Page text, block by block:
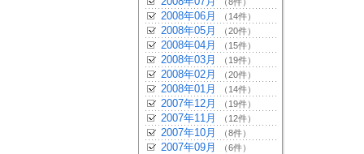
2008年06月 （14件）
2008年05月 （20件）
2008年04月 （15件）
2008年03月 （19件）
2008年02月 （20件）
2008年01月 （14件）
2007年12月 （19件）
2007年11月 （12件）
2007年10月 （8件）
2007年09月 （6件）